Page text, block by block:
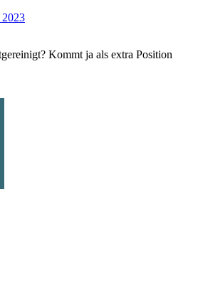
2023
Kommt ja als extra Position